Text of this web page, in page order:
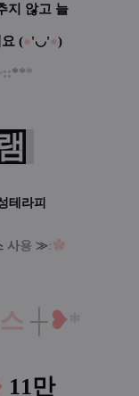
지 않고 늘
(●'◡'●)
::***
테라피
사용 ≫: ✿
스 ┼❥
11만